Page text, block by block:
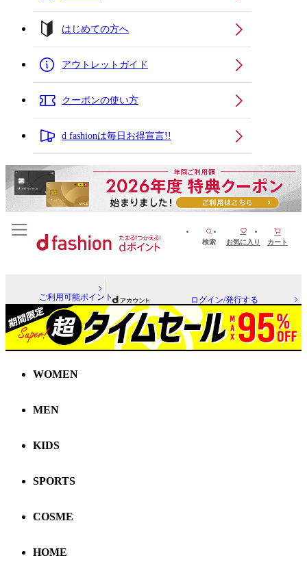
はじめての方へ
アウトレットガイド
クーポンの使い方
d fashionは毎日お得宣言!!
検索 お気に入り カート
ご利用可能ポイント ログイン/発行する
WOMEN
MEN
KIDS
SPORTS
COSME
HOME